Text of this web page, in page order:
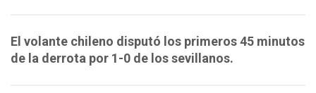
El volante chileno disputó los primeros 45 minutos
de la derrota por 1-0 de los sevillanos.